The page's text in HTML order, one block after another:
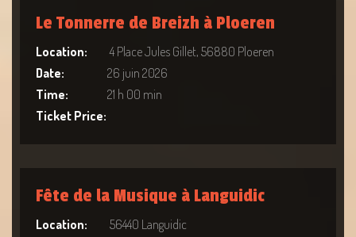
Le Tonnerre de Breizh à Ploeren
Location:
4 Place Jules Gillet, 56880 Ploeren
Date:
26 juin 2026
Time:
21 h 00 min
Ticket Price:
Fête de la Musique à Languidic
Location:
56440 Languidic